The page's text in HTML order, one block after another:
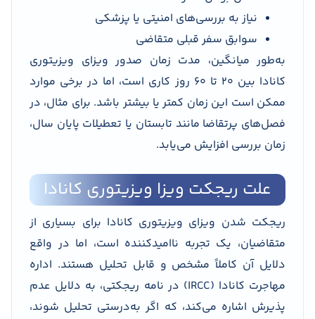
نیاز به بررسی‌های امنیتی یا پزشکی
سوابق سفر قبلی متقاضی
به‌طور میانگین، مدت زمان صدور ویزای ویزیتوری
کانادا بین ۲۰ تا ۶۰ روز کاری است، اما در برخی موارد
ممکن است این زمان کمتر یا بیشتر باشد. برای مثال، در
فصل‌های پرتقاضا مانند تابستان یا تعطیلات پایان سال،
زمان بررسی افزایش می‌یابد.
علت ریجکت ویزا ویزیتوری کانادا
ریجکت شدن ویزای ویزیتوری کانادا برای بسیاری از
متقاضیان، یک تجربه ناامیدکننده است، اما در واقع
دلایل آن کاملاً مشخص و قابل تحلیل هستند. اداره
مهاجرت کانادا (IRCC) در نامه ریجکتی، به دلایل عدم
پذیرش اشاره می‌کند، که اگر به‌درستی تحلیل شوند،